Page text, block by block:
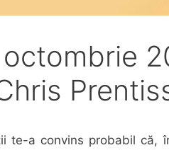
te-a convins probabil că,